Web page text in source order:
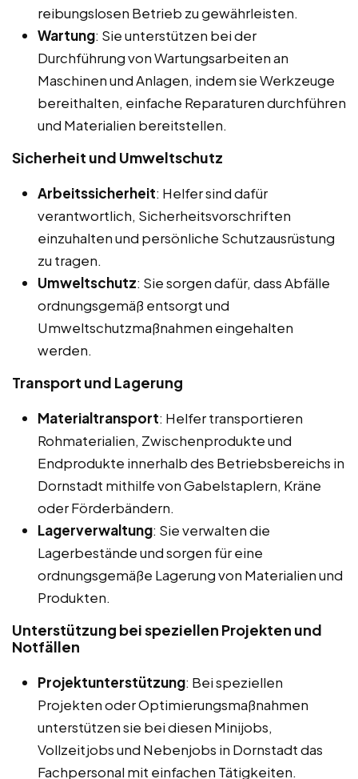
reibungslosen Betrieb zu gewährleisten.
Wartung: Sie unterstützen bei der
Durchführung von Wartungsarbeiten an
Maschinen und Anlagen, indem sie Werkzeuge
bereithalten, einfache Reparaturen durchführen
und Materialien bereitstellen.
Sicherheit und Umweltschutz
Arbeitssicherheit: Helfer sind dafür
verantwortlich, Sicherheitsvorschriften
einzuhalten und persönliche Schutzausrüstung
zu tragen.
Umweltschutz: Sie sorgen dafür, dass Abfälle
ordnungsgemäß entsorgt und
Umweltschutzmaßnahmen eingehalten
werden.
Transport und Lagerung
Materialtransport: Helfer transportieren
Rohmaterialien, Zwischenprodukte und
Endprodukte innerhalb des Betriebsbereichs in
Dornstadt mithilfe von Gabelstaplern, Kräne
oder Förderbändern.
Lagerverwaltung: Sie verwalten die
Lagerbestände und sorgen für eine
ordnungsgemäße Lagerung von Materialien und
Produkten.
Unterstützung bei speziellen Projekten und
Notfällen
Projektunterstützung: Bei speziellen
Projekten oder Optimierungsmaßnahmen
unterstützen sie bei diesen Minijobs,
Vollzeitjobs und Nebenjobs in Dornstadt das
Fachpersonal mit einfachen Tätigkeiten.